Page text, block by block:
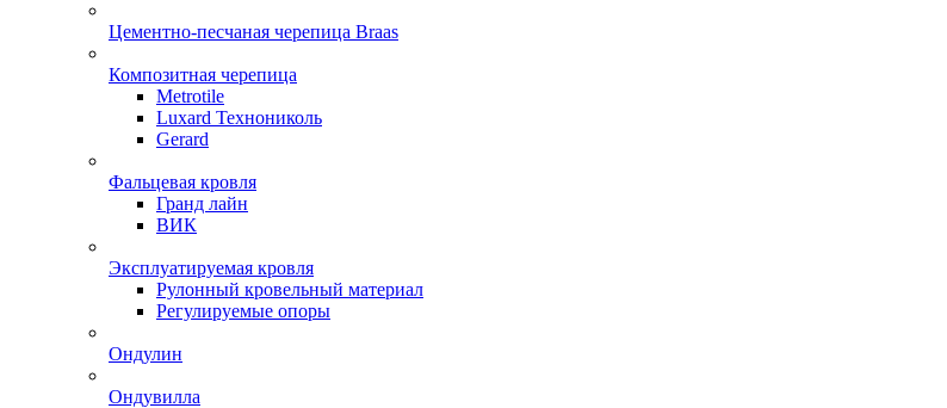
Цементно-песчаная черепица Braas
Композитная черепица
Metrotile
Luxard Технониколь
Gerard
Фальцевая кровля
Гранд лайн
ВИК
Эксплуатируемая кровля
Рулонный кровельный материал
Регулируемые опоры
Ондулин
Ондувилла